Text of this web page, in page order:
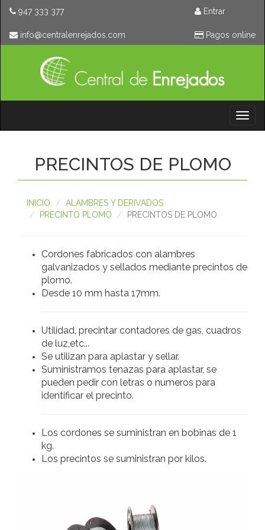
947 333 377
moc.sodajernelartnec@ofni
Entrar
Pagos online
PRECINTOS DE PLOMO
INICIO
ALAMBRES Y DERIVADOS
PRECINTO PLOMO
PRECINTOS DE PLOMO
Cordones fabricados con alambres
galvanizados y sellados mediante precintos de
plomo.
Desde 10 mm hasta 17mm.
Utilidad, precintar contadores de gas, cuadros
de luz,etc...
Se utilizan para aplastar y sellar.
Suministramos tenazas para aplastar, se
pueden pedir con letras o numeros para
identificar el precinto.
Los cordones se suministran en bobinas de 1
kg.
Los precintos se suministran por kilos.